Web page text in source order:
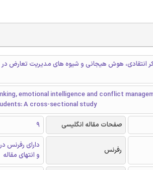
انتقادی، هوش هیجانی و شیوه های مدیریت تعارض در
emotional intelligence and conflict
A cross-sectional study
صفحات مقاله انگلیسی 9
رفرنس
دارای رفرنس
و انتهای مقاله